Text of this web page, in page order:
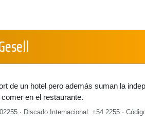
de un hotel pero además suman la
en el restaurante.
· Discado Internacional: +54 2255 ·